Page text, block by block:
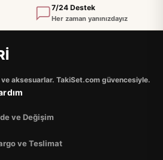
7/24 Destek
Her zaman yanınızdayız
aksesuarlar. TakiSet.com güvencesiyle.
ve Değişim
ve Teslimat